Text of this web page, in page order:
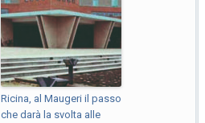
Ricina, al Maugeri il passo
che darà la svolta alle